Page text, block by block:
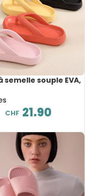
semelle souple EVA,
CHF 21.90